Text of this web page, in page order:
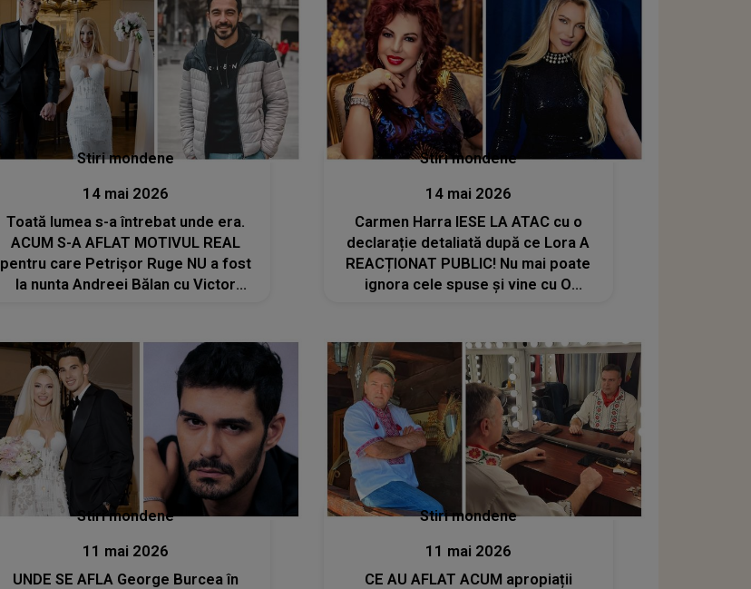
Stiri mondene
14 mai 2026
Toată lumea s-a întrebat unde era.
ACUM S-A AFLAT MOTIVUL REAL
pentru care Petrișor Ruge NU a fost
la nunta Andreei Bălan cu Victor
Stiri mondene
14 mai 2026
Carmen Harra IESE LA ATAC cu o
declarație detaliată după ce Lora A
REACȚIONAT PUBLIC! Nu mai poate
ignora cele spuse și vine cu O
pregătită să..."
Stiri mondene
11 mai 2026
UNDE SE AFLA George Burcea în
Stiri mondene
11 mai 2026
CE AU AFLAT ACUM apropiații